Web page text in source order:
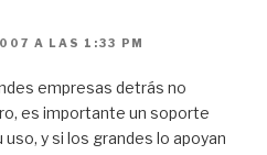
A LAS 1:33 PM
empresas detrás no
es importante un soporte
y si los grandes lo apoyan